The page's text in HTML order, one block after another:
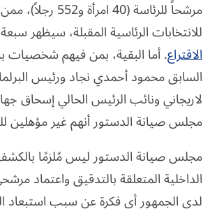
مرشحاً للرئاسة (40
للانتخابات الرئاسية المقبلة، سيظهر
الاقتراع. أما البقية، بمن فيهم شخصيات
السابق محمود أحمدي نجاد ورئيس
لاريجاني ونائب الرئيس الحالي إسحاق
مجلس صيانة الدستور أنهم غير مؤهلين
مجلس صيانة الدستور ليس مُلزمًا
الداخلية المتعلقة بالتدقيق واعتماد
لدى الجمهور أي فكرة عن سبب استبعاد